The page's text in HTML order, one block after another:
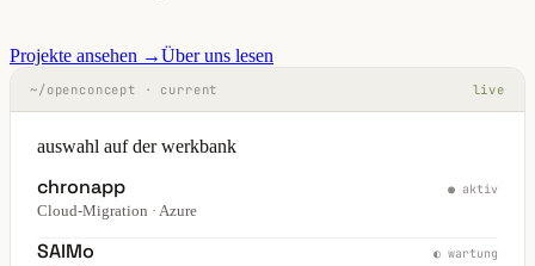
Projekte ansehen →Über uns lesen
~/openconcept · current live
auswahl auf der werkbank
chronapp ● aktiv
Cloud-Migration · Azure
SAIMo ◐ wartung